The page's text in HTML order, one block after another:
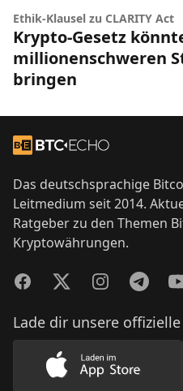
Ethik-Klausel zu CLARITY Act
Krypto-Gesetz
millionenschweren
bringen
Zur Startseite
Das deutschsprachige
Leitmedium seit 2014.
Ratgeber zu den Themen
Kryptowährungen.
FacebookTwitterInstagram
Lade dir unsere
Lade unsere